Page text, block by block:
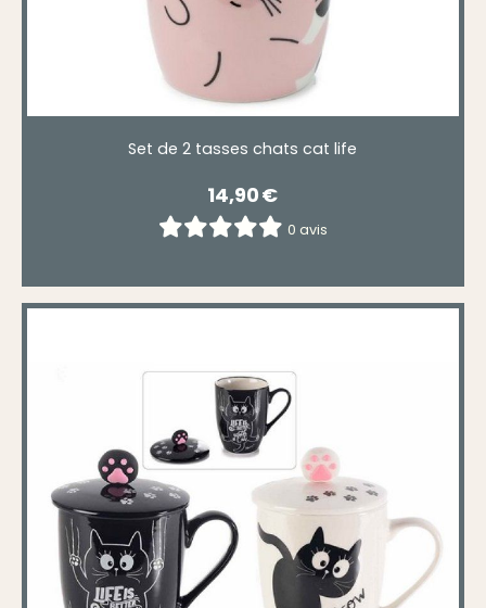
Set de 2 tasses chats cat life
14,90€
0 avis